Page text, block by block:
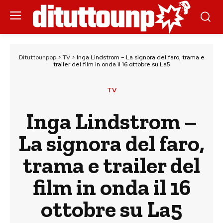
Dituttounpop> TV> Inga Lindstrom – La signora del faro, trama e
trailer del film in onda il 16 ottobre su La5
TV
Inga Lindstrom –
La signora del faro,
trama e trailer del
film in onda il 16
ottobre su La5